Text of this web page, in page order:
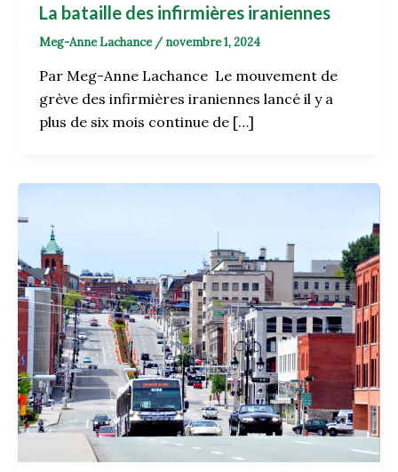
La bataille des infirmières iraniennes
Meg-Anne Lachance / novembre 1, 2024
Par Meg-Anne Lachance Le mouvement de
grève des infirmières iraniennes lancé il y a
plus de six mois continue de […]